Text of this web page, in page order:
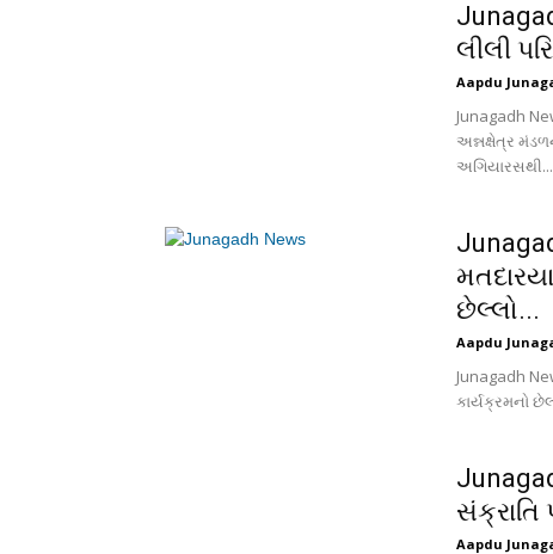
લીલી
Aapdu
Junagadh
અન્નક્ષેત્ર
અગિયારસથી...
છેલ્લો...
Aapdu
Junagadh
કાર્યક્રમનો
સંક્રાતિ
Aapdu